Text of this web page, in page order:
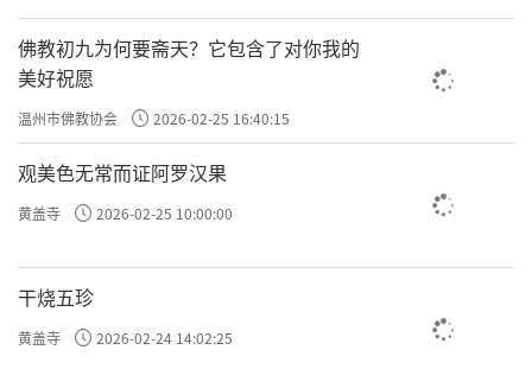
佛教初九为何要斋天？它包含了对你我的
美好祝愿
温州市佛教协会 2026-02-25 16:40:15
观美色无常而证阿罗汉果
黄盖寺 2026-02-25 10:00:00
干烧五珍
黄盖寺 2026-02-24 14:02:25